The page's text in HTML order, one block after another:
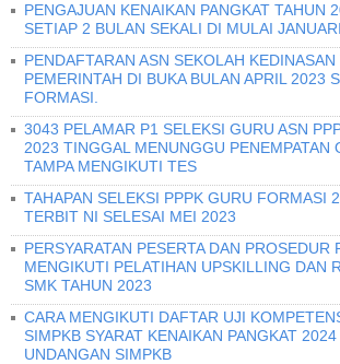
PENGAJUAN KENAIKAN PANGKAT TAHUN
SETIAP 2 BULAN SEKALI DI MULAI
PENDAFTARAN ASN SEKOLAH
PEMERINTAH DI BUKA BULAN APRIL 2023
FORMASI.
3043 PELAMAR P1 SELEKSI GURU ASN
2023 TINGGAL MENUNGGU PENEMPATAN
TAMPA MENGIKUTI TES
TAHAPAN SELEKSI PPPK GURU FORMASI
TERBIT NI SELESAI MEI 2023
PERSYARATAN PESERTA DAN PROSEDUR
MENGIKUTI PELATIHAN UPSKILLING DAN
SMK TAHUN 2023
CARA MENGIKUTI DAFTAR UJI
SIMPKB SYARAT KENAIKAN PANGKAT
UNDANGAN SIMPKB